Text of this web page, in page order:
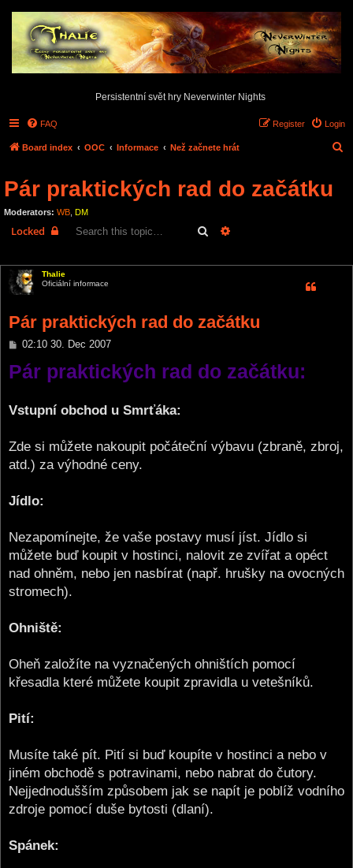
Persistentní svět hry Neverwinter Nights
FAQ Login
Register
Board index OOC Informace Než začnete hrát
Pár praktických rad do začátku
Moderators: WB DM
Locked Search
Thalie
Oficiální informace
Pár praktických rad do začátku
P
s
02:10 30. Dec 2007
Pár praktických rad do začátku:
Vstupní obchod u Smrťáka:
Zde si můžete nakoupit počáteční výbavu (zbraně, zbroj,
atd.) za výhodné ceny.
Jídlo:
Nezapomínejte, že vaše postavy musí jíst. Jídlo si
můžete buď koupit v hostinci, nalovit ze zvířat a opéct
nad ohněm, nebo jen nasbírat (např. hrušky na ovocných
stromech).
Ohniště:
Oheň založíte na vyznačených ohništích pomocí
křesadla které můžete koupit zpravidla u vetešníků.
Pití:
Musíte také pít. Pití si buď koupíte v hostinci a nebo v
jiném obchodě s potravinami, nebo nabrat do čutory.
Nejjednodušším způsobem jak se napít je poblíž vodního
zdroje pomocí duše bytosti (dlaní).
Spánek: